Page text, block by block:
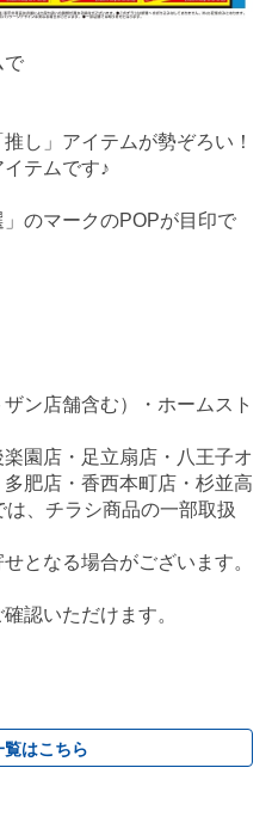
で
し」アイテムが勢ぞろい！
テムです♪
のマークのPOPが目印で
ン店舗含む）・ホームスト
園店・足立扇店・八王子オ
肥店・香西本町店・杉並高
、チラシ商品の一部取扱
となる場合がございます。
認いただけます。
覧はこちら